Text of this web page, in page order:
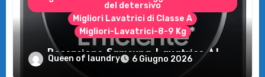
del detersivo
Migliori Lavatrici di Classe A
Migliori-Lavatrici-8-9 Kg
Recensione Samsung Lavatrice AI
Control: tecnologia e risparmio per il tuo
Queen of laundry 6 Giugno 2026